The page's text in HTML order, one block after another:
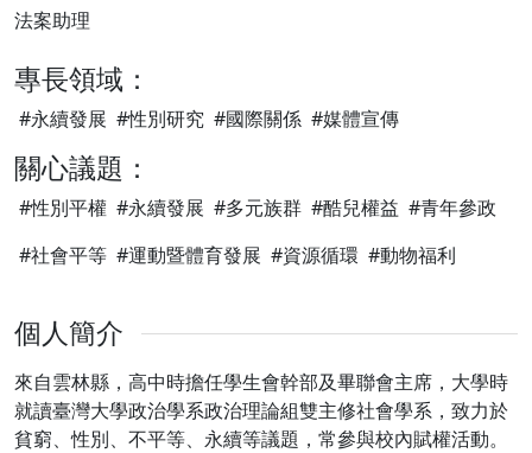
法案助理
專長領域：
#永續發展 #性別研究 #國際關係 #媒體宣傳
關心議題：
#性別平權 #永續發展 #多元族群 #酷兒權益 #青年參政
#社會平等 #運動暨體育發展 #資源循環 #動物福利
個人簡介
來自雲林縣，高中時擔任學生會幹部及畢聯會主席，大學時
就讀臺灣大學政治學系政治理論組雙主修社會學系，致力於
貧窮、性別、不平等、永續等議題，常參與校內賦權活動。